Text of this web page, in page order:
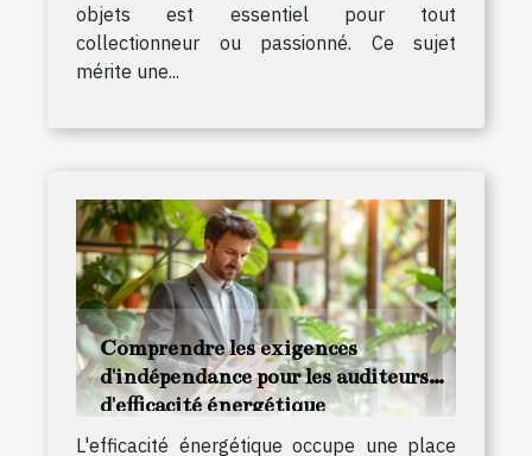
objets est essentiel pour tout
collectionneur ou passionné. Ce sujet
mérite une...
Comprendre les exigences
d'indépendance pour les auditeurs
d'efficacité énergétique
L'efficacité énergétique occupe une place